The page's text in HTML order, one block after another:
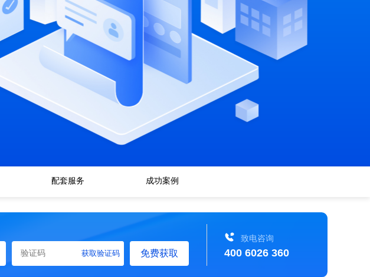
社群团购模式
整合社群资源及团购供应链
线上线下资源整合，沉淀私域流
量
C2M拼团玩法
快速搭建拼多多拼团模式
直播系统
专注门店团队直播
客满美业
医美线下门店拓客
配套服务 成功案例
获取验证码 免费获取
致电咨询
400 6026 360